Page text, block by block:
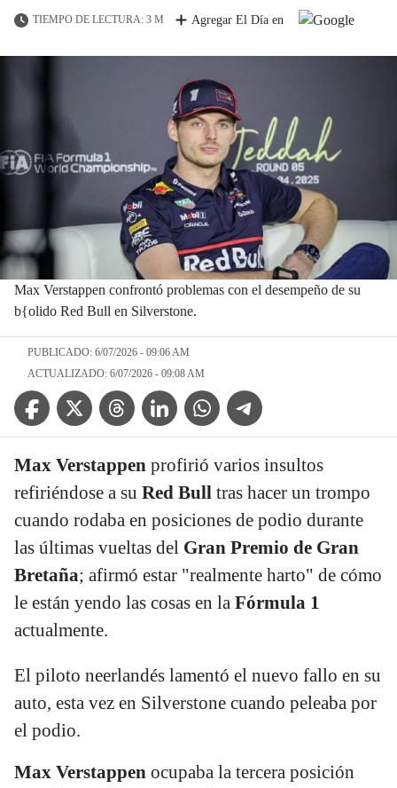
TIEMPO DE LECTURA: 3 M Agregar El Día en
Max Verstappen confrontó problemas con el desempeño de su
b{olido Red Bull en Silverstone.
PUBLICADO: 6/07/2026 - 09:06 AM
ACTUALIZADO: 6/07/2026 - 09:08 AM
Facebook IconTwitter IconThreads IconLinkedin IconWhatsApp IconTelegram Icon
Max Verstappen profirió varios insultos
refiriéndose a su Red Bull tras hacer un trompo
cuando rodaba en posiciones de podio durante
las últimas vueltas del Gran Premio de Gran
Bretaña; afirmó estar "realmente harto" de cómo
le están yendo las cosas en la Fórmula 1
actualmente.
El piloto neerlandés lamentó el nuevo fallo en su
auto, esta vez en Silverstone cuando peleaba por
el podio.
Max Verstappen ocupaba la tercera posición